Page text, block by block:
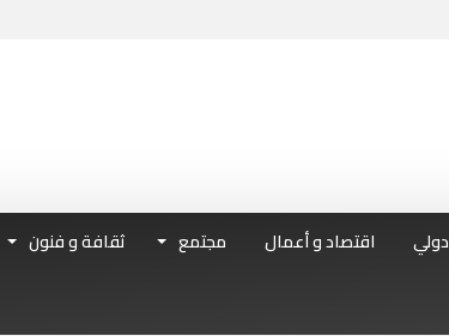
اقتصاد و أعمال مجتمع ثقافة و فنون